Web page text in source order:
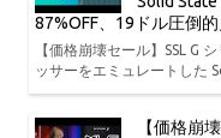
87%OFF、19ドル圧倒
【価格崩壊セール】SSL G
ッサーをエミュレートした
【価格崩